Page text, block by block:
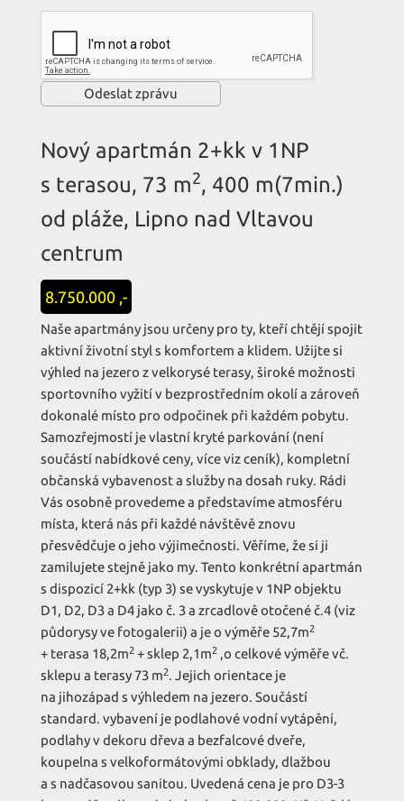
Nový apartmán 2+kk v 1NP
s terasou, 73 m2, 400 m(7min.)
od pláže, Lipno nad Vltavou
centrum
8.750.000 ,-
Naše apartmány jsou určeny pro ty, kteří chtějí spojit
aktivní životní styl s komfortem a klidem. Užijte si
výhled na jezero z velkorysé terasy, široké možnosti
sportovního vyžití v bezprostředním okolí a zároveň
dokonalé místo pro odpočinek při každém pobytu.
Samozřejmostí je vlastní kryté parkování (není
součástí nabídkové ceny, více viz ceník), kompletní
občanská vybavenost a služby na dosah ruky. Rádi
Vás osobně provedeme a představíme atmosféru
místa, která nás při každé návštěvě znovu
přesvědčuje o jeho výjimečnosti. Věříme, že si ji
zamilujete stejně jako my. Tento konkrétní apartmán
s dispozicí 2+kk (typ 3) se vyskytuje v 1NP objektu
D1, D2, D3 a D4 jako č. 3 a zrcadlově otočené č.4 (viz
půdorysy ve fotogalerii) a je o výměře 52,7m2
+ terasa 18,2m2 + sklep 2,1m2 ,o celkové výměře vč.
sklepu a terasy 73 m2. Jejich orientace je
na jihozápad s výhledem na jezero. Součástí
standard. vybavení je podlahové vodní vytápění,
podlahy v dekoru dřeva a bezfalcové dveře,
koupelna s velkoformátovými obklady, dlažbou
a s nadčasovou sanitou. Uvedená cena je pro D3-3